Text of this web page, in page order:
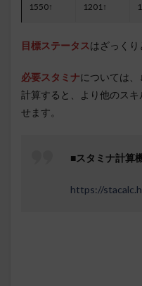
1550↑ 1201↑
目標ステータスはざっくり
必要スタミナについては、
計算すると、より他のス
せます。
■スタミナ計算
https://